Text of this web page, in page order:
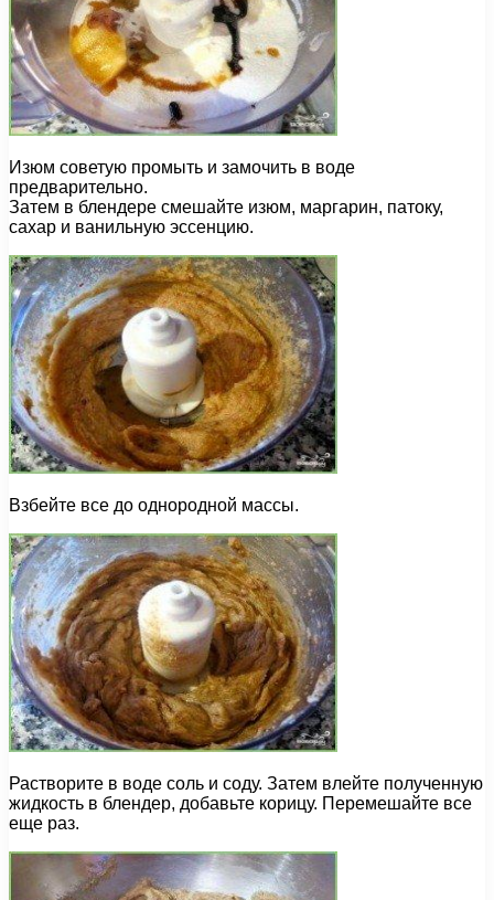
Изюм советую промыть и замочить в воде
предварительно.
Затем в блендере смешайте изюм, маргарин, патоку,
сахар и ванильную эссенцию.
Взбейте все до однородной массы.
Растворите в воде соль и соду. Затем влейте полученную
жидкость в блендер, добавьте корицу. Перемешайте все
еще раз.